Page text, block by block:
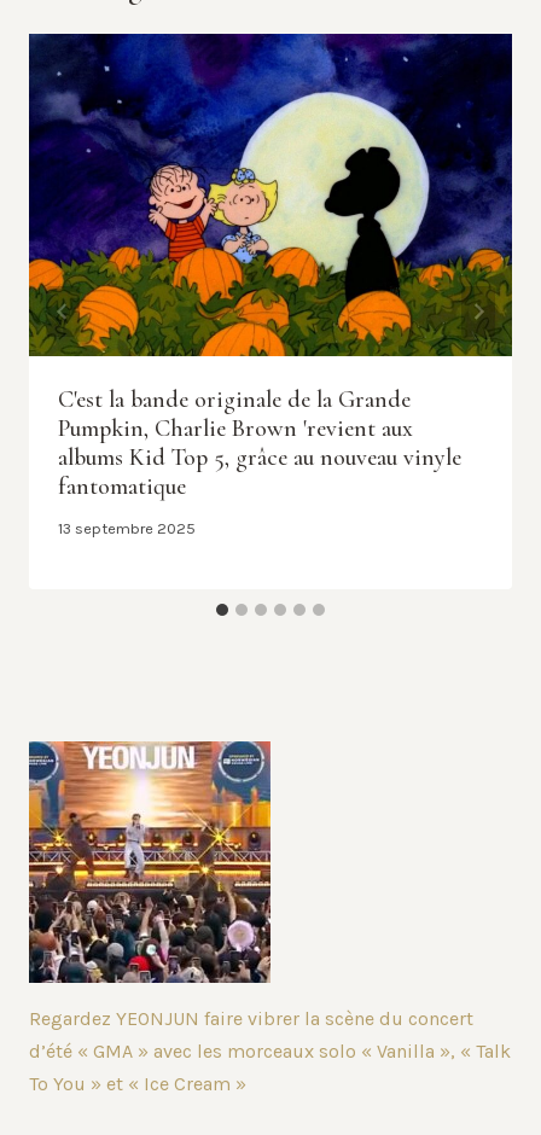
C'est la bande originale de la Grande
Pumpkin, Charlie Brown 'revient aux
albums Kid Top 5, grâce au nouveau vinyle
fantomatique
13 septembre 2025
Regardez YEONJUN faire vibrer la scène du concert
d’été « GMA » avec les morceaux solo « Vanilla », « Talk
To You » et « Ice Cream »